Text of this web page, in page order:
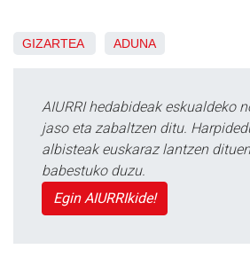
GIZARTEA ADUNA
AIURRI hedabideak eskualdeko
jaso eta zabaltzen ditu.
albisteak euskaraz lantzen
babestuko duzu.
Egin AIURRIkide!